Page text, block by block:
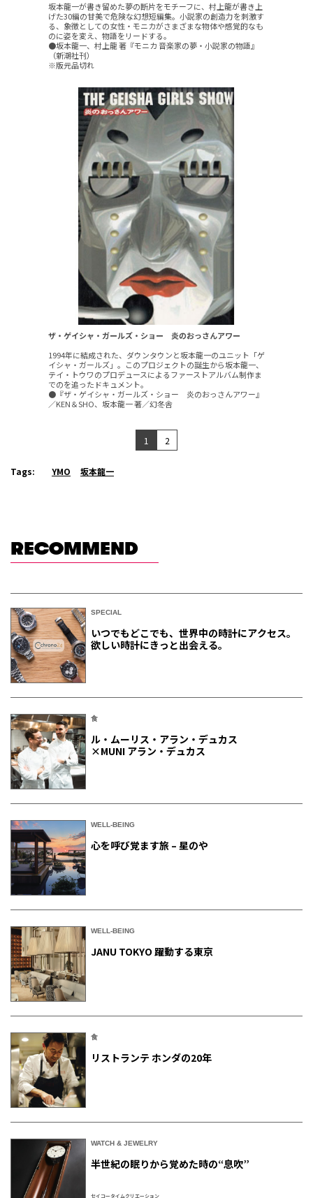
坂本龍一が書き留めた夢の断片をモチーフに、村上龍が書き上
げた30編の甘美で危険な幻想短編集。小説家の創造力を刺激す
る、象徴としての女性・モニカがさまざまな物体や感覚的なも
のに姿を変え、物語をリードする。
●坂本龍一、村上龍 著『モニカ 音楽家の夢・小説家の物語』
（新潮社刊）
※版元品切れ
ザ・ゲイシャ・ガールズ・ショー 炎のおっさんアワー
1994年に結成された、ダウンタウンと坂本龍一のユニット「ゲ
イシャ・ガールズ」。このプロジェクトの誕生から坂本龍一、
テイ・トウワのプロデュースによるファーストアルバム制作ま
でのを追ったドキュメント。
●『ザ・ゲイシャ・ガールズ・ショー 炎のおっさんアワー』
／KEN＆SHO、坂本龍一 著／幻冬舎
1 2
Tags: YMO 坂本龍一
RECOMMEND
SPECIAL
いつでもどこでも、世界中の時計にアクセス。
欲しい時計にきっと出会える。
食
ル・ムーリス・アラン・デュカス
×MUNI アラン・デュカス
WELL-BEING
心を呼び覚ます旅 – 星のや
WELL-BEING
JANU TOKYO 躍動する東京
食
リストランテ ホンダの20年
WATCH & JEWELRY
半世紀の眠りから覚めた時の“息吹”
セイコータイムクリエーション